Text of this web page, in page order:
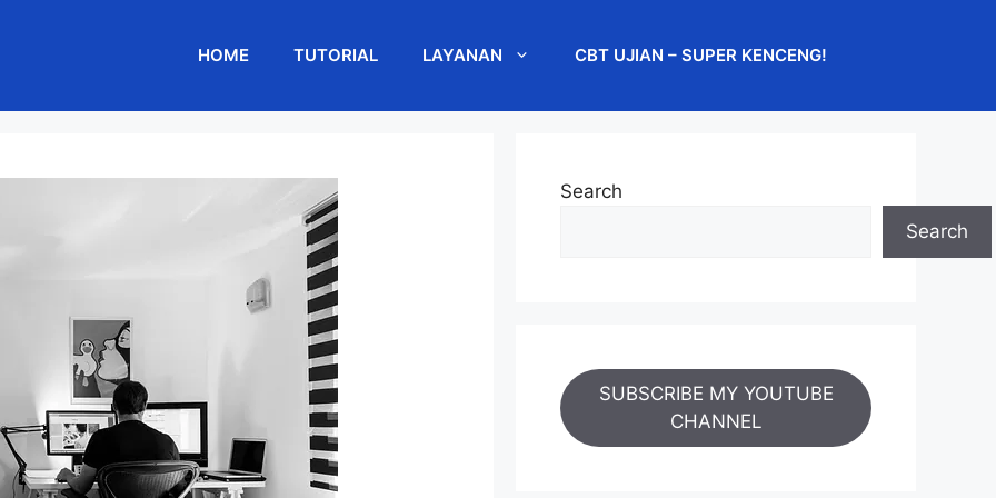
HOME TUTORIAL LAYANAN CBT UJIAN – SUPER KENCENG!
Search
Search
SUBSCRIBE MY YOUTUBE
CHANNEL